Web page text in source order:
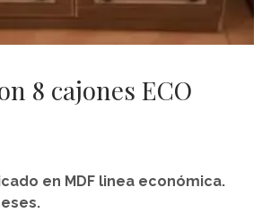
SILLAS
VELADORES
8 cajones ECO
en MDF linea económica.